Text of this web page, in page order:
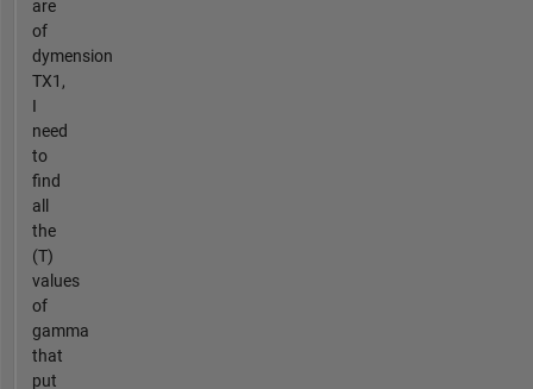
are
of
dymension
TX1,
I
need
to
find
all
the
(T)
values
of
gamma
that
put